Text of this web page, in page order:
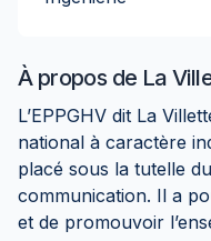
À propos de La
L’EPPGHV dit La
national à caractère
placé sous la tutelle
communication. Il a
et de promouvoir